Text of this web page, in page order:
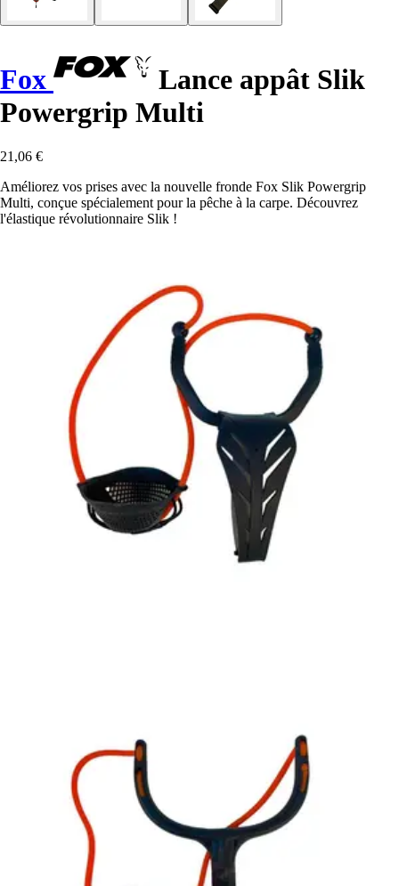
Fox
Lance appât Slik
Powergrip Multi
21,06 €
Améliorez vos prises avec la nouvelle fronde Fox Slik Powergrip
Multi, conçue spécialement pour la pêche à la carpe. Découvrez
l'élastique révolutionnaire Slik !